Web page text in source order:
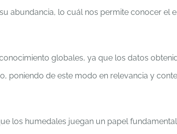
abundancia, lo cuál nos permite conocer el
globales, ya que los datos
poniendo de este modo en relevancia y
los humedales juegan un papel